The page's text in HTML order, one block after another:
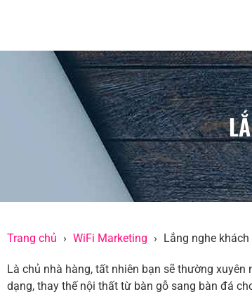
Trang chủ WiFi Marketing Lắng nghe
Là chủ nhà hàng, tất nhiên bạn sẽ thường
dạng, thay thế nội thất từ bàn gỗ sang bàn đá